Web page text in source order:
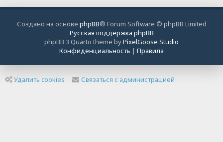
Создано на основе phpBB® Forum Software © phpBB Limited
Русская поддержка phpBB
phpBB 3 Quarto theme byPixelGoose Studio
Конфиденциальность | Правила
Удалить cookies Связаться с администрацией